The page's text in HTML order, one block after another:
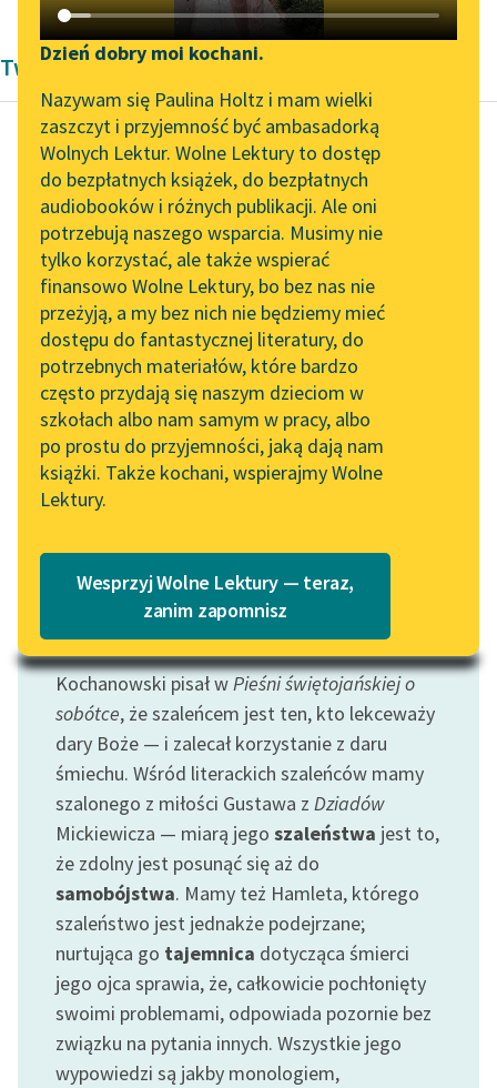
Katalog DAISY
Podkasty o książkach
Zgłoś brak utworu
Aktualności
Spotkanie z Katarzyną
Tunkiel w Oslo
Wolne Lektury na 32.
Pol’and’Rock Festivalu
„Kochanek Lady
Chatterley” do słuchania
na Wolnych Lekturach
Nowy audiobook –
„Marzenie o Oriencie”
Sophie Elkan
Kolekcja Nadwyraz.com x
Wolne Lektury – idealna na
Lektury szkolne i klasyka
literatury do słuchania dla
uczennic i uczniów z
niepełnosprawnościami
E-kolekcja lektur
szkolnych i literatury do
słuchania dla uczennic i
uczniów z
niepełnosprawnościami
Feministyczne inspiracje.
Popularyzacja
skandynawskiej literatury
feministycznej
Ręce pełne poezji
Narzędzia
Mapa Wolnych Lektur
Leśmianator
Przewodnik dla piszących i
czytających
API
OAI-PMH
Widget Wolnych Lektur
Przypisy
Katalog w formacie PDF
Dzień dobry moi kochani.
Nazywam się Paulina Holtz i mam wielki
zaszczyt i przyjemność być ambasadorką
Wolnych Lektur. Wolne Lektury to dostęp
do bezpłatnych książek, do bezpłatnych
audiobooków i różnych publikacji. Ale oni
potrzebują naszego wsparcia. Musimy nie
tylko korzystać, ale także wspierać
finansowo Wolne Lektury, bo bez nas nie
przeżyją, a my bez nich nie będziemy mieć
dostępu do fantastycznej literatury, do
potrzebnych materiałów, które bardzo
często przydają się naszym dzieciom w
szkołach albo nam samym w pracy, albo
po prostu do przyjemności, jaką dają nam
książki. Także kochani, wspierajmy Wolne
Lektury.
Wesprzyj Wolne Lektury — teraz,
zanim zapomnisz
Twórczość Zofia Daszyńska-Golińska
Zofia Daszyńska-Golińska
Prawo wyborcze
kobiet
Od wyborów
wykluczeni są wszędzie
przestępcy, umysłowo
chorzy, osoby
pobierające wsparcie
lub żyjące z jałmużny...
Motyw: Szaleniec
Kochanowski pisał wPieśni świętojańskiej o
sobótce, że szaleńcem jest ten, kto lekceważy
dary Boże — i zalecał korzystanie z daru
śmiechu. Wśród literackich szaleńców mamy
szalonego z miłości Gustawa z Dziadów
Mickiewicza — miarą jego szaleństwa jest to,
że zdolny jest posunąć się aż do
samobójstwa. Mamy też Hamleta, którego
szaleństwo jest jednakże podejrzane;
nurtująca go tajemnica dotycząca śmierci
jego ojca sprawia, że, całkowicie pochłonięty
swoimi problemami, odpowiada pozornie bez
związku na pytania innych. Wszystkie jego
wypowiedzi są jakby monologiem,